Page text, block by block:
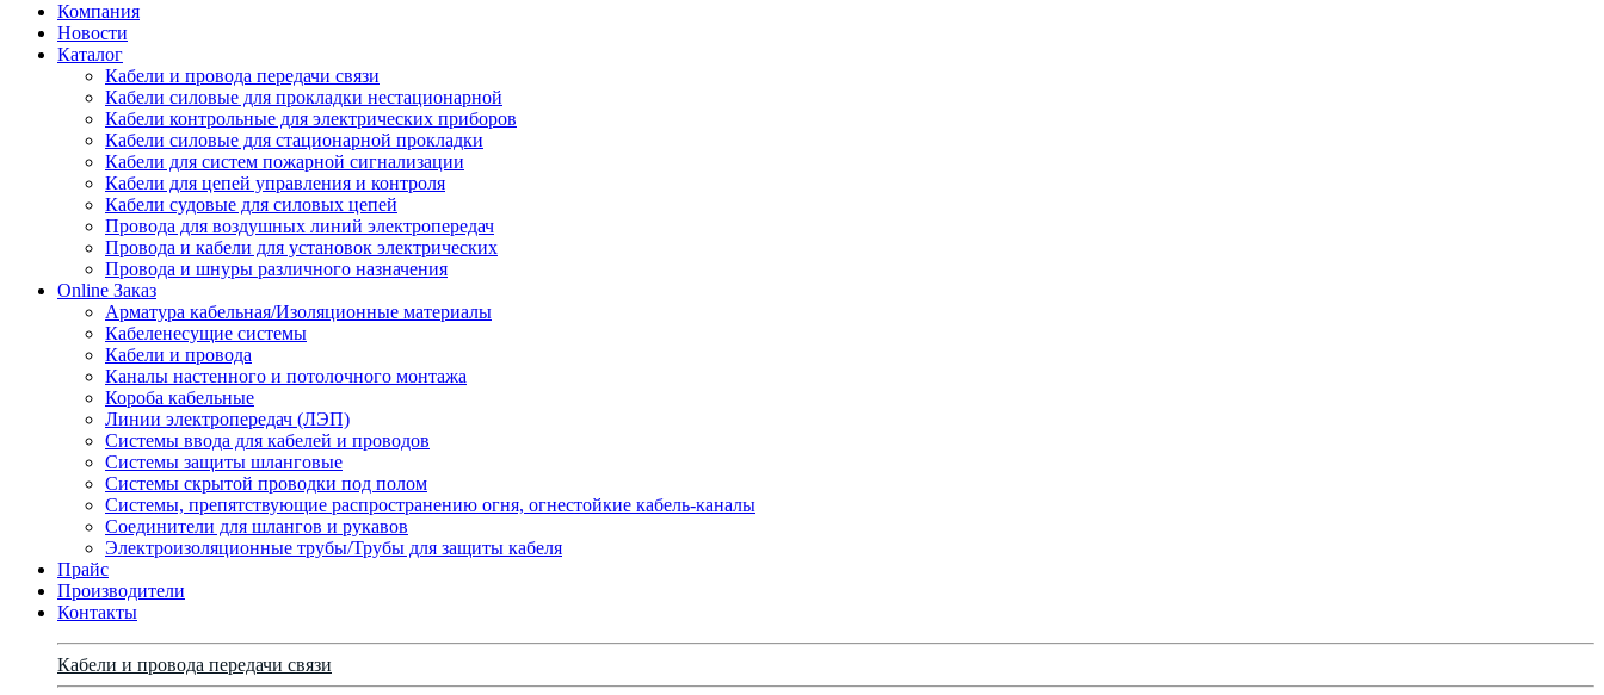
Компания
Новости
Каталог
Кабели и провода передачи связи
Кабели силовые для прокладки нестационарной
Кабели контрольные для электрических приборов
Кабели силовые для стационарной прокладки
Кабели для систем пожарной сигнализации
Кабели для цепей управления и контроля
Кабели судовые для силовых цепей
Провода для воздушных линий электропередач
Провода и кабели для установок электрических
Провода и шнуры различного назначения
Online Заказ
Арматура кабельная/Изоляционные материалы
Кабеленесущие системы
Кабели и провода
Каналы настенного и потолочного монтажа
Короба кабельные
Линии электропередач (ЛЭП)
Системы ввода для кабелей и проводов
Системы защиты шланговые
Системы скрытой проводки под полом
Системы, препятствующие распространению огня, огнестойкие кабель-каналы
Соединители для шлангов и рукавов
Электроизоляционные трубы/Трубы для защиты кабеля
Прайс
Производители
Контакты
Кабели и провода передачи связи